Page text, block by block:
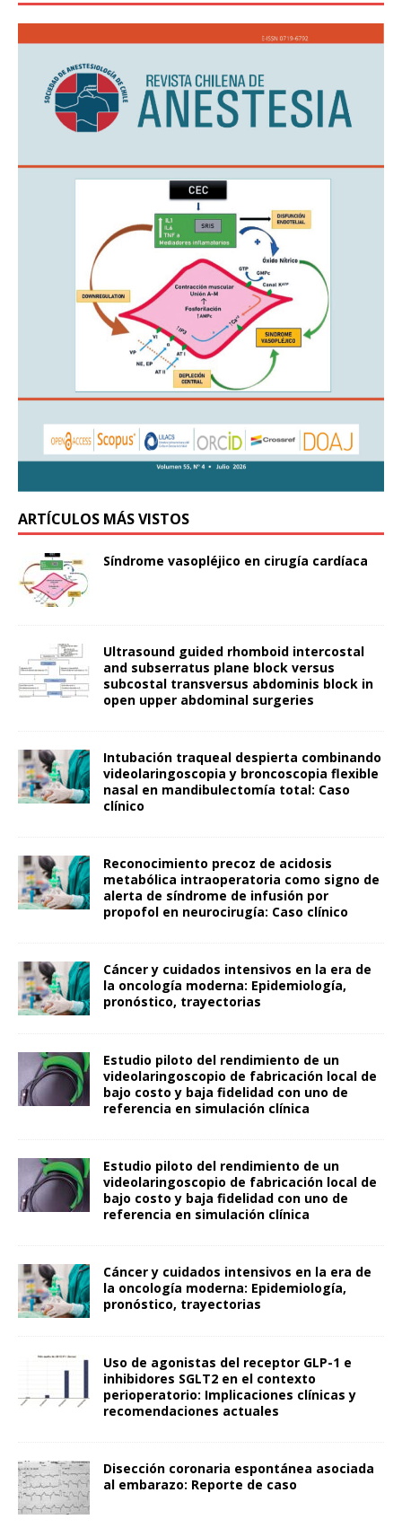
ARTÍCULOS MÁS VISTOS
Síndrome vasopléjico en cirugía cardíaca
Ultrasound guided rhomboid intercostal
and subserratus plane block versus
subcostal transversus abdominis block in
open upper abdominal surgeries
Intubación traqueal despierta combinando
videolaringoscopia y broncoscopia flexible
nasal en mandibulectomía total: Caso
clínico
Reconocimiento precoz de acidosis
metabólica intraoperatoria como signo de
alerta de síndrome de infusión por
propofol en neurocirugía: Caso clínico
Cáncer y cuidados intensivos en la era de
la oncología moderna: Epidemiología,
pronóstico, trayectorias
Estudio piloto del rendimiento de un
videolaringoscopio de fabricación local de
bajo costo y baja fidelidad con uno de
referencia en simulación clínica
Estudio piloto del rendimiento de un
videolaringoscopio de fabricación local de
bajo costo y baja fidelidad con uno de
referencia en simulación clínica
Cáncer y cuidados intensivos en la era de
la oncología moderna: Epidemiología,
pronóstico, trayectorias
Uso de agonistas del receptor GLP-1 e
inhibidores SGLT2 en el contexto
perioperatorio: Implicaciones clínicas y
recomendaciones actuales
Disección coronaria espontánea asociada
al embarazo: Reporte de caso